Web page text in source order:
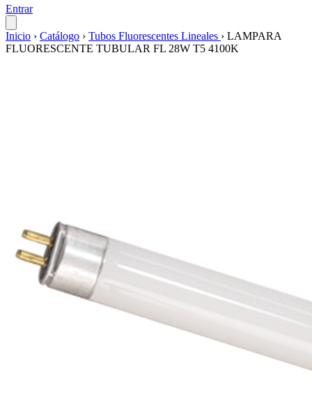
Entrar
Inicio › Catálogo › Tubos Fluorescentes Lineales › LAMPARA
FLUORESCENTE TUBULAR FL 28W T5 4100K